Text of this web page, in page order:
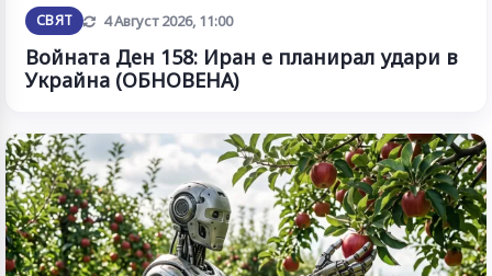
СВЯТ Обновена
4 Август 2026, 11:00
Войната Ден 158: Иран е планирал удари в
Украйна (ОБНОВЕНА)